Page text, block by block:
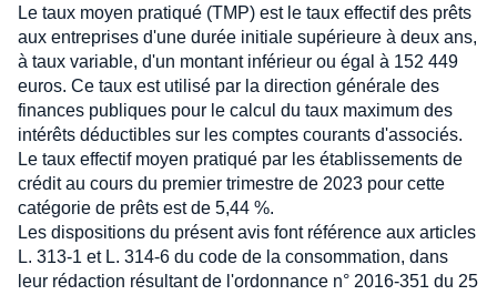
Le taux moyen pratiqué (TMP) est le taux effectif des prêts
aux entreprises d'une durée initiale supérieure à deux ans,
à taux variable, d'un montant inférieur ou égal à 152 449
euros. Ce taux est utilisé par la direction générale des
finances publiques pour le calcul du taux maximum des
intérêts déductibles sur les comptes courants d'associés.
Le taux effectif moyen pratiqué par les établissements de
crédit au cours du premier trimestre de 2023 pour cette
catégorie de prêts est de 5,44 %.
Les dispositions du présent avis font référence aux articles
L. 313-1 et L. 314-6 du code de la consommation, dans
leur rédaction résultant de l'ordonnance n° 2016-351 du 25